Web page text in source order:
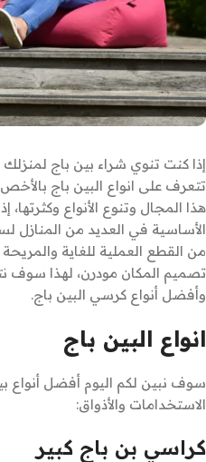
إذا كنت تنوي شراء بين باج لمنزلك
تتعرف على انواع البين باج
هذا المجال وتنوع الأنواع
الأساسية في العديد من المنازل
من القطع العملية للغاية
تصميم المكان مودرن، لهذا سوف
وأفضل أنواع كرسي البين باج.
انواع البين باج
سوف نبين لكم اليوم أفضل أنواع
الاستخدامات والأذواق:
كراسي بن باج كبير